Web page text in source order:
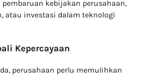
kebijakan perusahaan,
atau investasi dalam teknologi
Kepercayaan
perusahaan perlu memulihkan